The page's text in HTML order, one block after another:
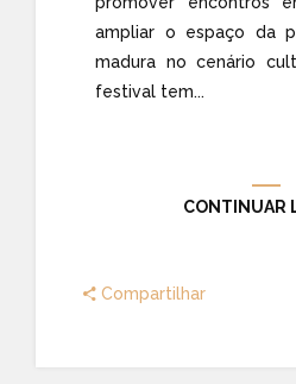
ampliar o espaço da
madura no cenário
festival tem...
CONTINUAR
Compartilhar